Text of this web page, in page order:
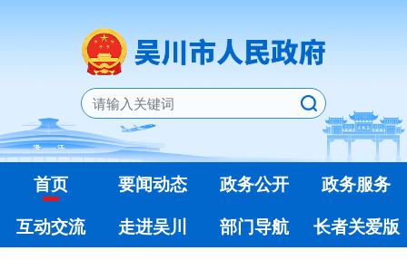
首页 要闻动态 政务公开
政务服务
互动交流
走进吴川 部门导航 长者关爱版